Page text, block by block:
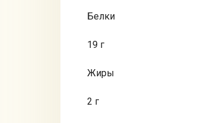
Белки
19 г
Жиры
2 г